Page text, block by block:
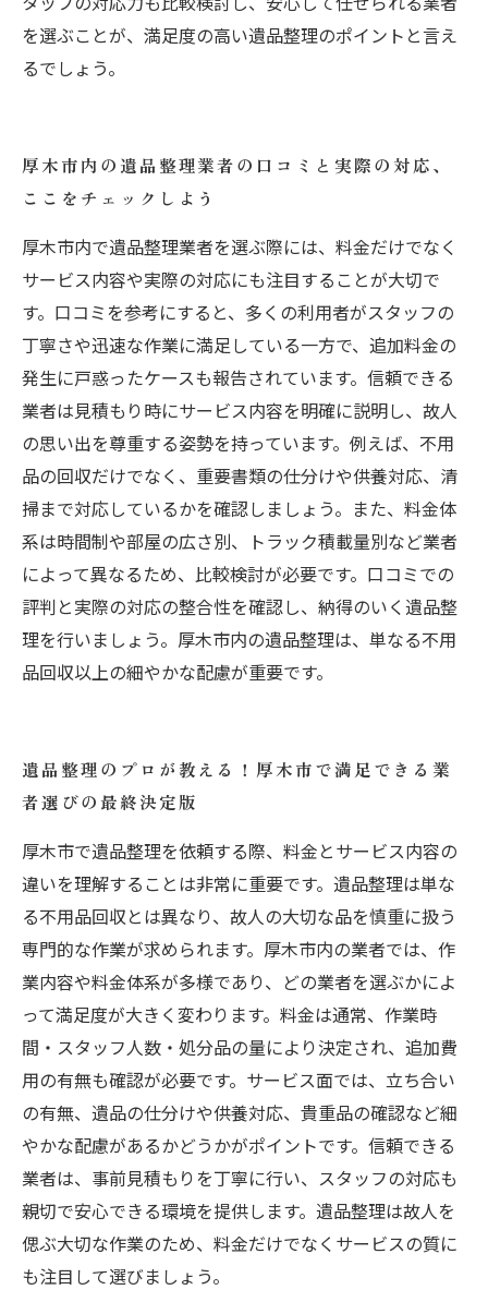
を選ぶことが、満足度の高い遺品整理のポイントと言え
るでしょう。
厚木市内の遺品整理業者の口コミと実際の対応、
ここをチェックしよう
厚木市内で遺品整理業者を選ぶ際には、料金だけでなく
サービス内容や実際の対応にも注目することが大切で
す。口コミを参考にすると、多くの利用者がスタッフの
丁寧さや迅速な作業に満足している一方で、追加料金の
発生に戸惑ったケースも報告されています。信頼できる
業者は見積もり時にサービス内容を明確に説明し、故人
の思い出を尊重する姿勢を持っています。例えば、不用
品の回収だけでなく、重要書類の仕分けや供養対応、清
掃まで対応しているかを確認しましょう。また、料金体
系は時間制や部屋の広さ別、トラック積載量別など業者
によって異なるため、比較検討が必要です。口コミでの
評判と実際の対応の整合性を確認し、納得のいく遺品整
理を行いましょう。厚木市内の遺品整理は、単なる不用
品回収以上の細やかな配慮が重要です。
遺品整理のプロが教える！厚木市で満足できる業
者選びの最終決定版
厚木市で遺品整理を依頼する際、料金とサービス内容の
違いを理解することは非常に重要です。遺品整理は単な
る不用品回収とは異なり、故人の大切な品を慎重に扱う
専門的な作業が求められます。厚木市内の業者では、作
業内容や料金体系が多様であり、どの業者を選ぶかによ
って満足度が大きく変わります。料金は通常、作業時
間・スタッフ人数・処分品の量により決定され、追加費
用の有無も確認が必要です。サービス面では、立ち合い
の有無、遺品の仕分けや供養対応、貴重品の確認など細
やかな配慮があるかどうかがポイントです。信頼できる
業者は、事前見積もりを丁寧に行い、スタッフの対応も
親切で安心できる環境を提供します。遺品整理は故人を
偲ぶ大切な作業のため、料金だけでなくサービスの質に
も注目して選びましょう。